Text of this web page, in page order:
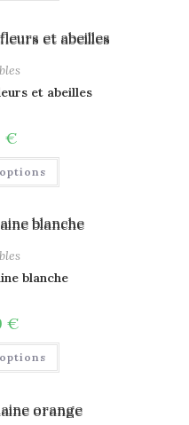
et abeilles
€
blanche
€